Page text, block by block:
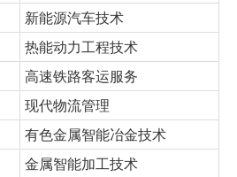
新能源汽车技术
热能动力工程技术
高速铁路客运服务
现代物流管理
有色金属智能冶金技术
金属智能加工技术